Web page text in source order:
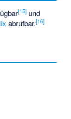
[15] und
abrufbar.[16]